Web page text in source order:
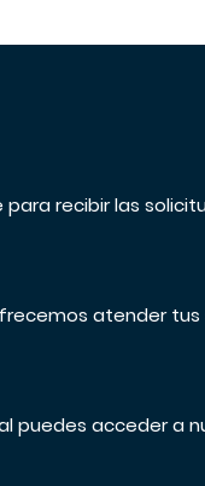
recibir las
atender tus
puedes acceder a